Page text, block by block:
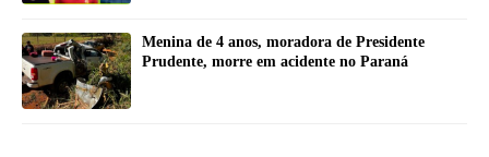
Menina de 4 anos, moradora de Presidente
Prudente, morre em acidente no Paraná